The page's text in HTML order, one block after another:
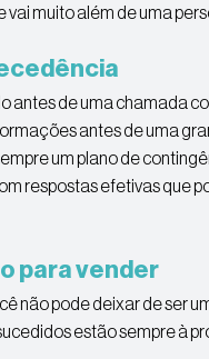
muito além de uma
antes de uma chamada
antes de uma
um plano de
respostas efetivas que
para vender
não pode deixar de ser
estão sempre à